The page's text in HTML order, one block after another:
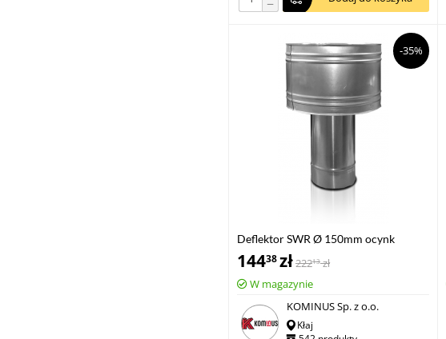
−
-35%
Deflektor SWR Ø 150mm ocynk
14438zł22213 zł
W magazynie
KOMINUS Sp. z o.o.
Kłaj